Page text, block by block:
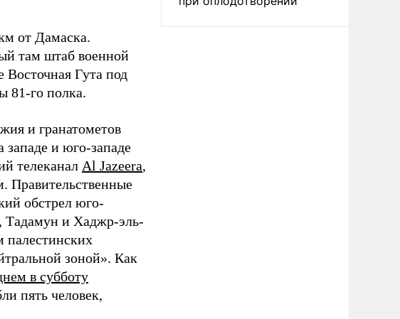
от Дамаска.
там штаб военной
Гута под
81-го полка.
и гранатометов
и юго-западе
телеканал Al Jazeera,
Правительственные
обстрел юго-
Тадамун и Хаджр-эль-
палестинских
зоной». Как
в субботу
пять человек,